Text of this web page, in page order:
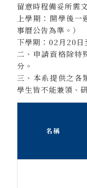
留意時程備妥所需
上學期：開學後
事曆公告為準。）
下學期：02月20日
二、申請資格除特
分。
三、本系提供之各
學生皆不能兼領、
名稱